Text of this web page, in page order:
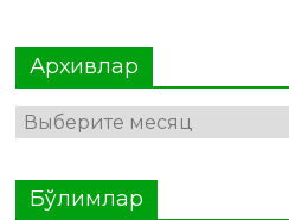
Архивлар
Архивлар
Бўлимлар